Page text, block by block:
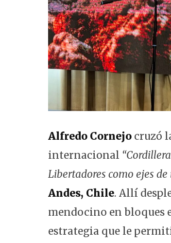
Alfredo Cornejo cruzó
internacional
Libertadores como ejes
Andes, Chile. Allí
mendocino en bloques
estrategia que le